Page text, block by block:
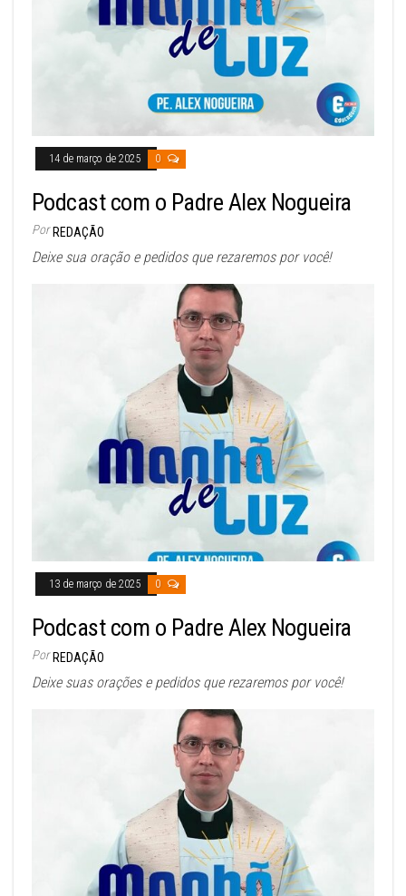
14 de março de 2025 0
Podcast com o Padre Alex Nogueira
Por REDAÇÃO
Deixe sua oração e pedidos que rezaremos por você!
13 de março de 2025 0
Podcast com o Padre Alex Nogueira
Por REDAÇÃO
Deixe suas orações e pedidos que rezaremos por você!